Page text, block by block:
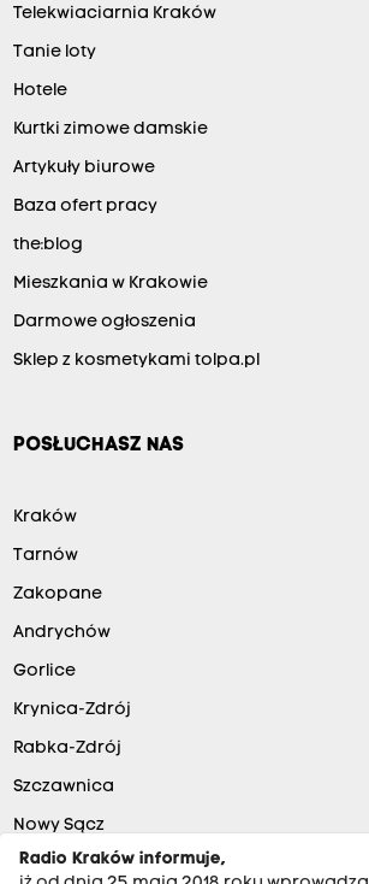
Telekwiaciarnia Kraków
Tanie loty
Hotele
Kurtki zimowe damskie
Artykuły biurowe
Baza ofert pracy
the:blog
Mieszkania w Krakowie
Darmowe ogłoszenia
Sklep z kosmetykami tolpa.pl
POSŁUCHASZ NAS
Kraków
Tarnów
Zakopane
Andrychów
Gorlice
Krynica-Zdrój
Rabka-Zdrój
Szczawnica
Nowy Sącz
Radio Kraków informuje,